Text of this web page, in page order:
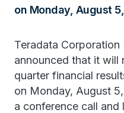
on Monday, August
Teradata Corporation
announced that it will
quarter financial
on Monday, August
a conference call